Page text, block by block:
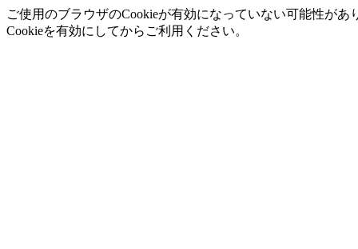
ご使用のブラウザのCookieが有効になっていない可能性があ
Cookieを有効にしてからご利用ください。